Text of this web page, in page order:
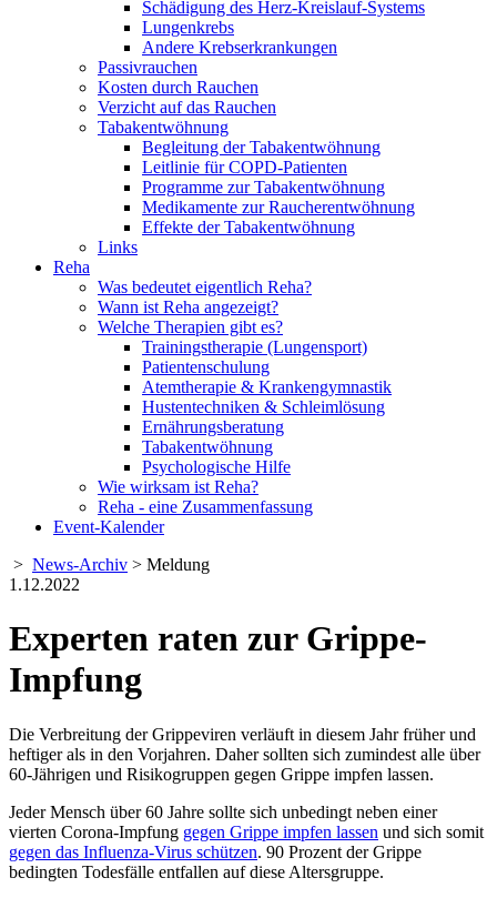
Schädigung des Herz-Kreislauf-Systems
Lungenkrebs
Andere Krebserkrankungen
Passivrauchen
Kosten durch Rauchen
Verzicht auf das Rauchen
Tabakentwöhnung
Begleitung der Tabakentwöhnung
Leitlinie für COPD-Patienten
Programme zur Tabakentwöhnung
Medikamente zur Raucherentwöhnung
Effekte der Tabakentwöhnung
Links
Reha
Was bedeutet eigentlich Reha?
Wann ist Reha angezeigt?
Welche Therapien gibt es?
Trainingstherapie (Lungensport)
Patientenschulung
Atemtherapie & Krankengymnastik
Hustentechniken & Schleimlösung
Ernährungsberatung
Tabakentwöhnung
Psychologische Hilfe
Wie wirksam ist Reha?
Reha - eine Zusammenfassung
Event-Kalender
> News-Archiv > Meldung
1.12.2022
Experten raten zur Grippe-
Impfung
Die Verbreitung der Grippeviren verläuft in diesem Jahr früher und
heftiger als in den Vorjahren. Daher sollten sich zumindest alle über
60-Jährigen und Risikogruppen gegen Grippe impfen lassen.
Jeder Mensch über 60 Jahre sollte sich unbedingt neben einer
vierten Corona-Impfung gegen Grippe impfen lassen und sich somit
gegen das Influenza-Virus schützen. 90 Prozent der Grippe
bedingten Todesfälle entfallen auf diese Altersgruppe.